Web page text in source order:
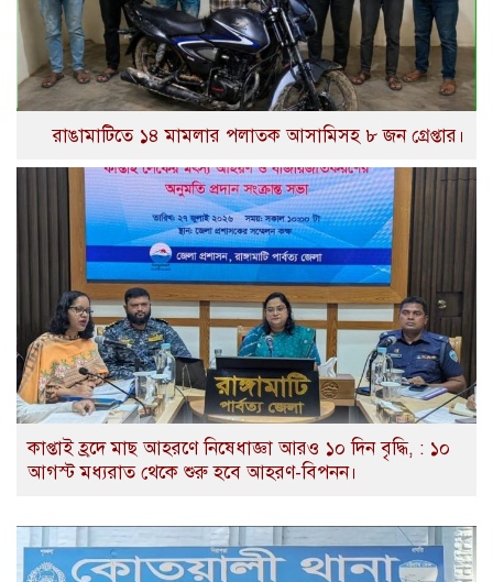
রাঙামাটিতে ১৪ মামলার পলাতক আসামিসহ ৮ জন গ্রেপ্তার।
কাপ্তাই হ্রদে মাছ আহরণে নিষেধাজ্ঞা আরও ১০ দিন বৃদ্ধি, : ১০
আগস্ট মধ্যরাত থেকে শুরু হবে আহরণ-বিপনন।